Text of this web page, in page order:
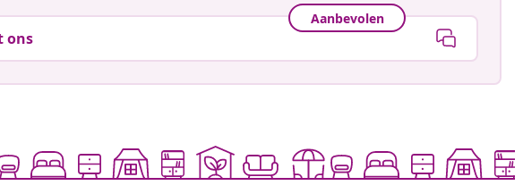
Aanbevolen
ons